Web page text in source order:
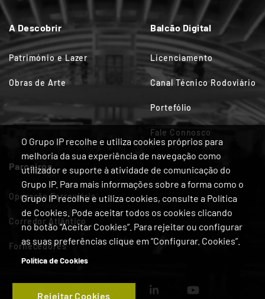
O Grupo IP recolhe e utiliza cookies próprios para
melhoria da sua experiência de navegação como
utilizador e suporte à atividade de comunicação do
Grupo IP. Para mais informações sobre a forma como o
Grupo IP recolhe e utiliza cookies, consulte a Política
de Cookies. Pode aceitar todos os cookies clicando
no botão “Aceitar Cookies”. Para rejeitar ou configurar
as suas preferências clique em “Configurar. Cookies”.
Política de Cookies
Rejeitar Cookies
A Descobrir
Património e Lazer
Obras de Arte
Balcão Digital
Licenciamento
Canal Técnico Rodoviário
Portefólio
Fale Connosco
Parceiros
Operação Ferroviária
Corredor Atlântico
Fornecedores